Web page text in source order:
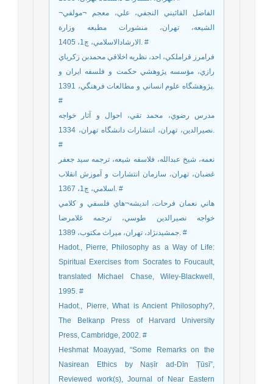
الفاضل القائيني النجفي، علي، معجم ¬مولفي¬
الشيعه، تهران، منشورات مطبعه وزارة
الارشادالاسلامي، چ1، 1405. #
فرامرز قراملكي، احد، نظريه اخلاقي محمدبن زكرياي
رازي، مؤسسه پژوهشي حكمت و فلسفه ايران و
پژوهشگاه علوم انساني و مطالعات فرهنگي، 1391.
#
مدرس رضوي، محمد تقي، احوال و آثار خواجه
نصيرالدين، تهران، انتشارات دانشگاه تهران، 1334.
#
نعمه، شيخ عبدالله، فلاسفه شيعه، ترجمه سيد جعفر
غضبان، تهران، سازمان انتشارات و آموزش انقلاب
اسلامي، چ1، 1367. #
هاني نعمان فرحات، انديشه¬هاي فلسفي و کلامي
خواجه نصيرالدين طوسي، ترجمه غلامرضا
جمشيدنژاد، تهران، ميراث مکتوب، 1389. #
Hadot., Pierre, Philosophy as a Way of Life:
Spiritual Exercises from Socrates to Foucault,
translated Michael Chase, Wiley-Blackwell,
1995. #
Hadot., Pierre, What is Ancient Philosophy?,
The Belkanp Press of Harvard University
Press, Cambridge, 2002. #
Heshmat Moayyad, “Some Remarks on the
Nasirean Ethics by Naṣīr ad-Dīn Ṭūsī”,
Reviewed work(s), Journal of Near Eastern